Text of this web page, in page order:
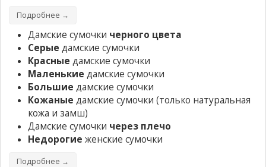
Подробнее →
Дамские сумочки черного цвета
Серые дамские сумочки
Красные дамские сумочки
Маленькие дамские сумочки
Большие дамские сумочки
Кожаные дамские сумочки (только натуральная
кожа и замш)
Дамские сумочки через плечо
Недорогие женские сумочки
Подробнее →